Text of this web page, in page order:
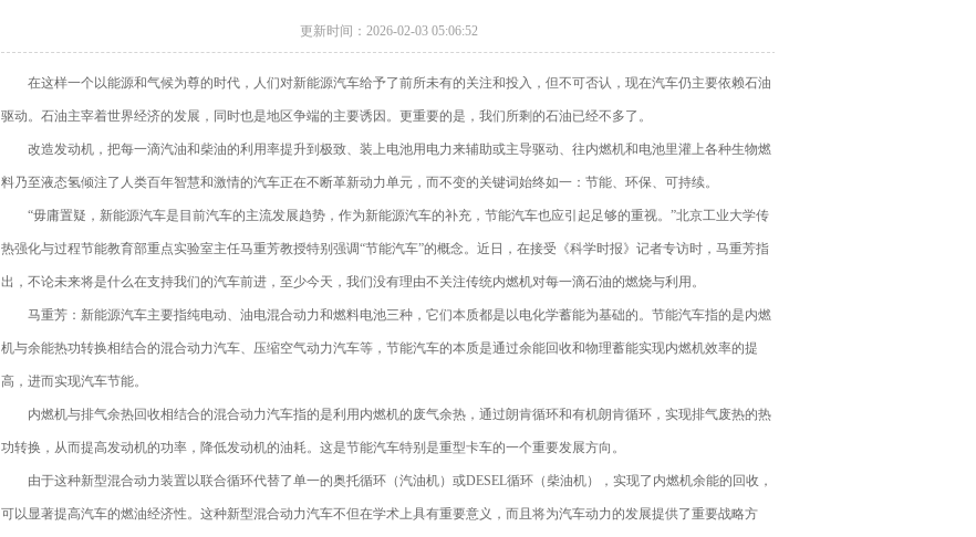
更新时间：2026-02-03 05:06:52
在这样一个以能源和气候为尊的时代，人们对新能源汽车给予了前所未有的关注和投入，但不可否认，现在汽车仍主要依赖石油
驱动。石油主宰着世界经济的发展，同时也是地区争端的主要诱因。更重要的是，我们所剩的石油已经不多了。
改造发动机，把每一滴汽油和柴油的利用率提升到极致、装上电池用电力来辅助或主导驱动、往内燃机和电池里灌上各种生物燃
料乃至液态氢倾注了人类百年智慧和激情的汽车正在不断革新动力单元，而不变的关键词始终如一：节能、环保、可持续。
“毋庸置疑，新能源汽车是目前汽车的主流发展趋势，作为新能源汽车的补充，节能汽车也应引起足够的重视。”北京工业大学传
热强化与过程节能教育部重点实验室主任马重芳教授特别强调“节能汽车”的概念。近日，在接受《科学时报》记者专访时，马重芳指
出，不论未来将是什么在支持我们的汽车前进，至少今天，我们没有理由不关注传统内燃机对每一滴石油的燃烧与利用。
马重芳：新能源汽车主要指纯电动、油电混合动力和燃料电池三种，它们本质都是以电化学蓄能为基础的。节能汽车指的是内燃
机与余能热功转换相结合的混合动力汽车、压缩空气动力汽车等，节能汽车的本质是通过余能回收和物理蓄能实现内燃机效率的提
高，进而实现汽车节能。
内燃机与排气余热回收相结合的混合动力汽车指的是利用内燃机的废气余热，通过朗肯循环和有机朗肯循环，实现排气废热的热
功转换，从而提高发动机的功率，降低发动机的油耗。这是节能汽车特别是重型卡车的一个重要发展方向。
由于这种新型混合动力装置以联合循环代替了单一的奥托循环（汽油机）或DESEL循环（柴油机），实现了内燃机余能的回收，
可以显著提高汽车的燃油经济性。这种新型混合动力汽车不但在学术上具有重要意义，而且将为汽车动力的发展提供了重要战略方